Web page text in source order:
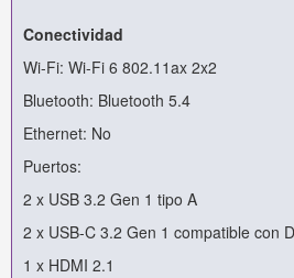
Conectividad
Wi-Fi: Wi-Fi 6 802.11ax 2x2
Bluetooth: Bluetooth 5.4
Ethernet: No
Puertos:
2 x USB 3.2 Gen 1 tipo A
2 x USB-C 3.2 Gen 1 compatible con
1 x HDMI 2.1